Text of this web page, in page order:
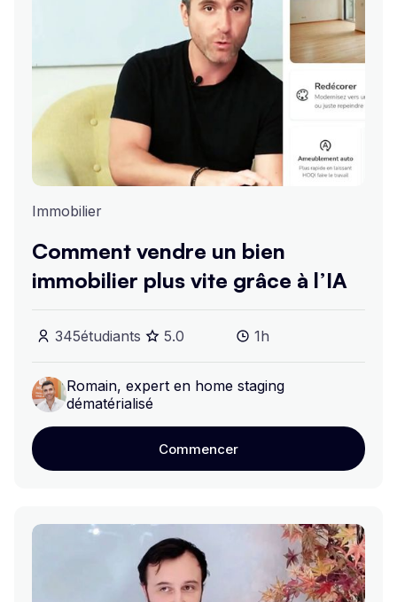
Immobilier
Comment vendre un bien
immobilier plus vite grâce à l’IA
345étudiants 5.0 1h
Romain, expert en home staging
dématérialisé
Commencer
Commencer